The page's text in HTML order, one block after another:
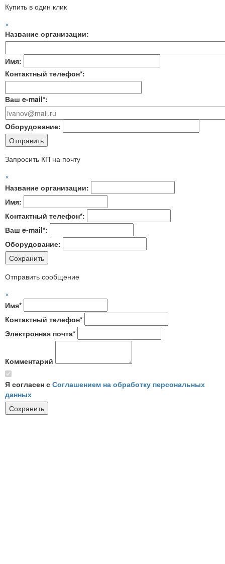
Купить в один клик
×
Название организации:
Имя:
Контактный телефон*:
Ваш e-mail*:
Оборудование:
Запросить КП на почту
×
Название организации:
Имя:
Контактный телефон*:
Ваш e-mail*:
Оборудование:
Отправить сообщение
×
Имя*
Контактный телефон*
Электронная почта*
Комментарий
Я согласен с Соглашением на обработку персональных
данных